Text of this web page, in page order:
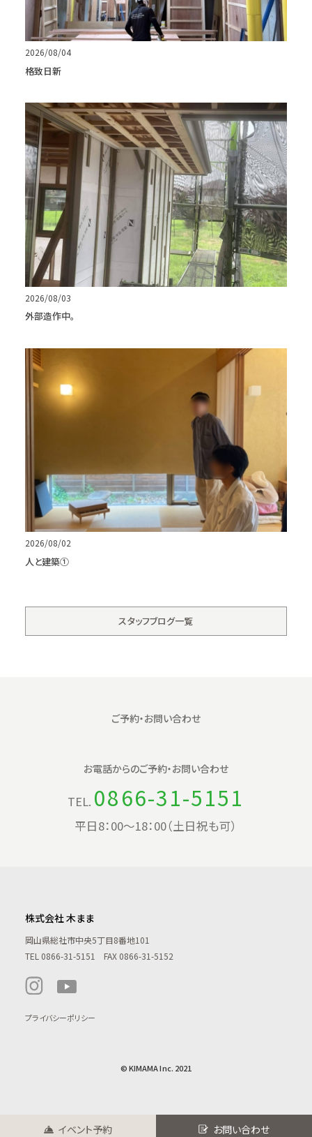
2026/08/04
格致日新
2026/08/03
外部造作中。
2026/08/02
人と建築①
スタッフブログ一覧
ご予約・お問い合わせ
お電話からのご予約・お問い合わせ
TEL. 0866-31-5151
平日8：00〜18：00（土日祝も可）
イベント予約 お問い合わせ
株式会社 木まま
岡山県総社市中央5丁目8番地101
TEL 0866-31-5151 FAX 0866-31-5152
プライバシーポリシー
© KIMAMA Inc. 2021